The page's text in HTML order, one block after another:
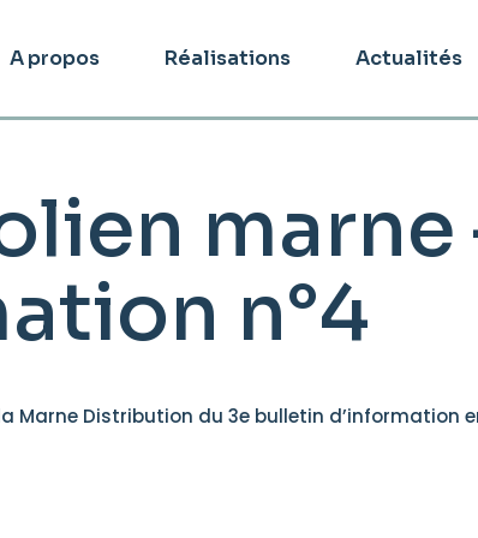
A propos Réalisations Actualités
marne
n°4
Marne Distribution du 3e bulletin d’information